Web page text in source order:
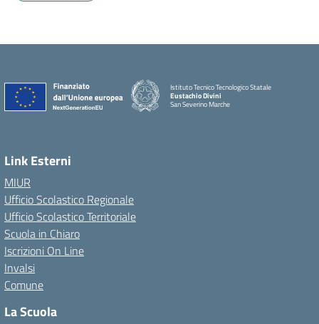
Istituto Tecnico Tecnologico Statale
Eustachio Divini
San Severino Marche
Link Esterni
MIUR
Ufficio Scolastico Regionale
Ufficio Scolastico Territoriale
Scuola in Chiaro
Iscrizioni On Line
Invalsi
Comune
La Scuola